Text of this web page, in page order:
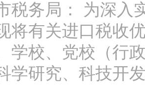
税务局： 为深入
将有关进口税收
学校、党校（行
学研究、科技开